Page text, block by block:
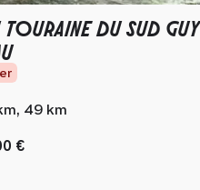
DU SUD GUY
49 km
€